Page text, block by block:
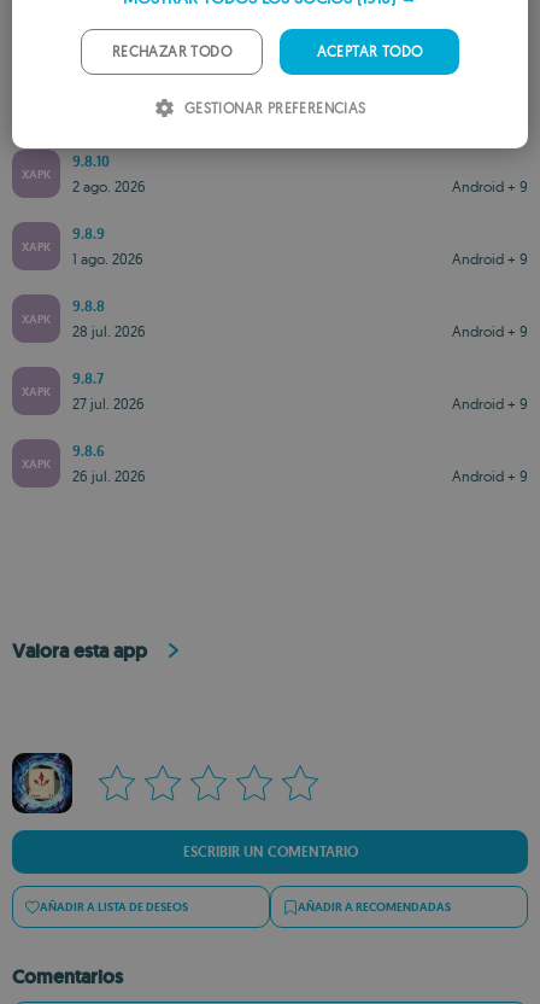
XAPK
9.8.10
Android + 9
2 ago. 2026
XAPK
9.8.9
Android + 9
1 ago. 2026
XAPK
9.8.8
Android + 9
28 jul. 2026
XAPK
9.8.7
Android + 9
27 jul. 2026
XAPK
9.8.6
Android + 9
26 jul. 2026
Valora esta app
ESCRIBIR UN COMENTARIO
AÑADIR A LISTA DE DESEOS AÑADIR A RECOMENDADAS
Comentarios
PORTUGUESE
ACEPTAR TODO
RECHAZAR TODO
GESTIONAR PREFERENCIAS